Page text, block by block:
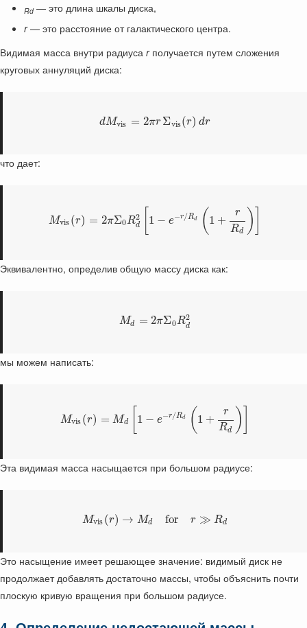
Rd— это длина шкалы диска,
r— это расстояние от галактического центра.
Видимая масса внутри радиуса rполучается путем сложения
круговых аннуляций диска:
dMvis = 2πr Σvis(r) dr
что дает:
Mvis (r) = 2πΣ0R2
d 1 − e−r/Rd ( 1 +
r
Rd )
Эквивалентно, определив общую массу диска как:
Md = 2πΣ0R2
d
мы можем написать:
Mvis (r) = Md 1 − e−r/Rd ( 1 +
r
Rd )
Эта видимая масса насыщается при большом радиусе:
Mvis (r) → Md for r ≫ Rd
Это насыщение имеет решающее значение: видимый диск не
продолжает добавлять достаточно массы, чтобы объяснить почти
плоскую кривую вращения при большом радиусе.